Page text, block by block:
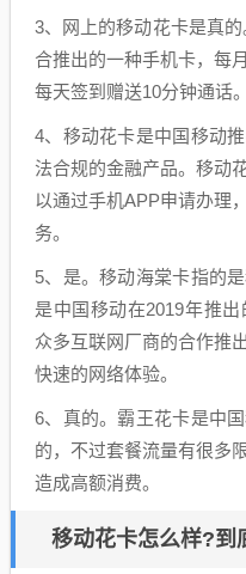
3、网上的移动花卡是真
合推出的一种手机卡，每
每天签到赠送10分钟通话。
4、移动花卡是中国移动
法合规的金融产品。移动
以通过手机APP申请办理
务。
5、是。移动海棠卡指的
是中国移动在2019年推
众多互联网厂商的合作推
快速的网络体验。
6、真的。霸王花卡是中
的，不过套餐流量有很多
造成高额消费。
移动花卡怎么样?到